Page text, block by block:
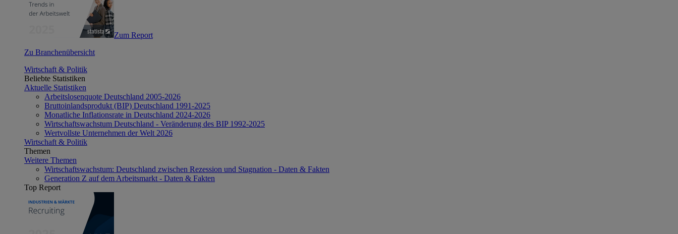
Zum Report
Zu Branchenübersicht
Wirtschaft & Politik
Beliebte Statistiken
Aktuelle Statistiken
Arbeitslosenquote Deutschland 2005-2026
Bruttoinlandsprodukt (BIP) Deutschland 1991-2025
Monatliche Inflationsrate in Deutschland 2024-2026
Wirtschaftswachstum Deutschland - Veränderung des BIP 1992-2025
Wertvollste Unternehmen der Welt 2026
Wirtschaft & Politik
Themen
Weitere Themen
Wirtschaftswachstum: Deutschland zwischen Rezession und Stagnation - Daten & Fakten
Generation Z auf dem Arbeitsmarkt - Daten & Fakten
Top Report